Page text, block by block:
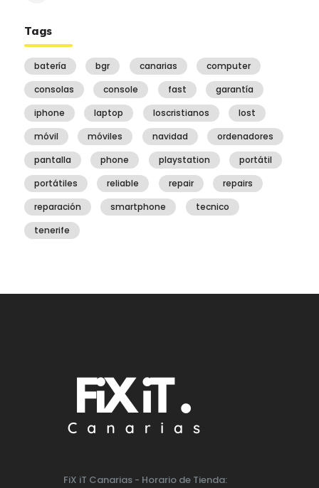
Tags
batería bgr canarias
computer
consolas
console fast
garantía
iphone
laptop loscristianos
lost
móvil
móviles navidad
ordenadores
pantalla
phone playstation
portátil
portátiles
reliable repair
repairs
reparación
smartphone
tecnico
tenerife
FiX iT Canarias - Horario de Tienda: